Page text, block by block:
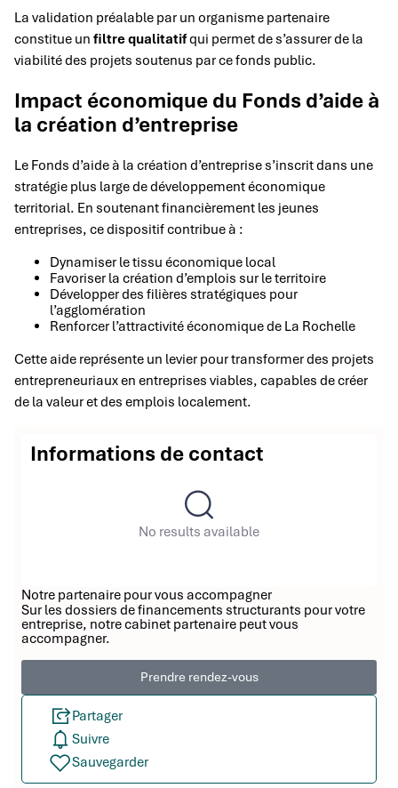
La validation préalable par un organisme partenaire
constitue un filtre qualitatifqui permet de s’assurer de la
viabilité des projets soutenus par ce fonds public.
Impact économique du Fonds d’aide à
la création d’entreprise
Le Fonds d’aide à la création d’entreprise s’inscrit dans une
stratégie plus large de développement économique
territorial. En soutenant financièrement les jeunes
entreprises, ce dispositif contribue à :
Dynamiser le tissu économique local
Favoriser la création d’emplois sur le territoire
Développer des filières stratégiques pour
l’agglomération
Renforcer l’attractivité économique de La Rochelle
Cette aide représente un levier pour transformer des projets
entrepreneuriaux en entreprises viables, capables de créer
de la valeur et des emplois localement.
Informations de contact
No results available
Notre partenaire pour vous accompagner
Sur les dossiers de financements structurants pour votre
entreprise, notre cabinet partenaire peut vous
accompagner.
Prendre rendez-vous
Partager
Suivre
Sauvegarder